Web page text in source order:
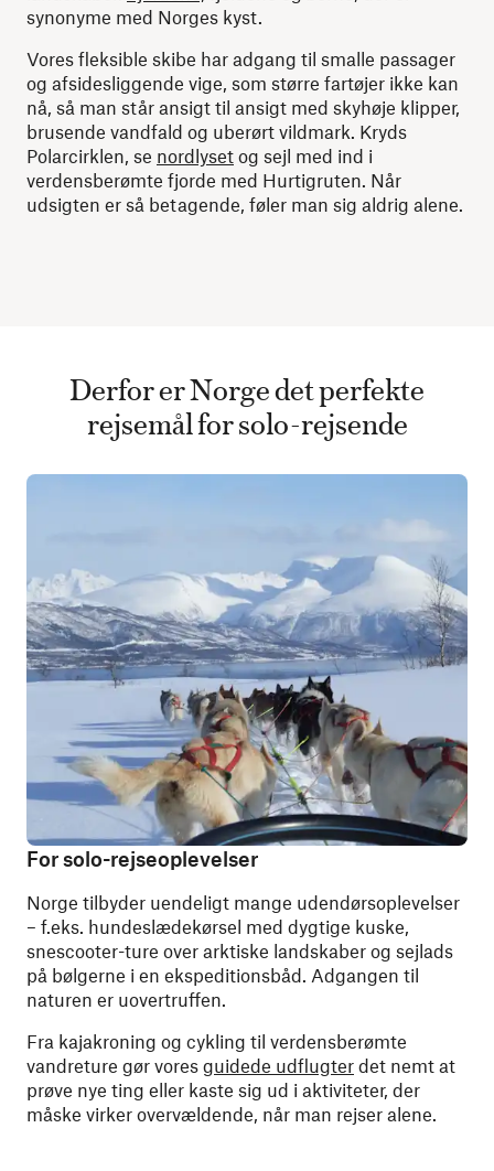
synonyme med Norges kyst.
Vores fleksible skibe har adgang til smalle passager
og afsidesliggende vige, som større fartøjer ikke kan
nå, så man står ansigt til ansigt med skyhøje klipper,
brusende vandfald og uberørt vildmark. Kryds
Polarcirklen, se nordlyset og sejl med ind i
verdensberømte fjorde med Hurtigruten. Når
udsigten er så betagende, føler man sig aldrig alene.
Derfor er Norge det perfekte
rejsemål for solo-rejsende
For solo-rejseoplevelser
Norge tilbyder uendeligt mange udendørsoplevelser
– f.eks. hundeslædekørsel med dygtige kuske,
snescooter-ture over arktiske landskaber og sejlads
på bølgerne i en ekspeditionsbåd. Adgangen til
naturen er uovertruffen.
Fra kajakroning og cykling til verdensberømte
vandreture gør vores guidede udflugter det nemt at
prøve nye ting eller kaste sig ud i aktiviteter, der
måske virker overvældende, når man rejser alene.